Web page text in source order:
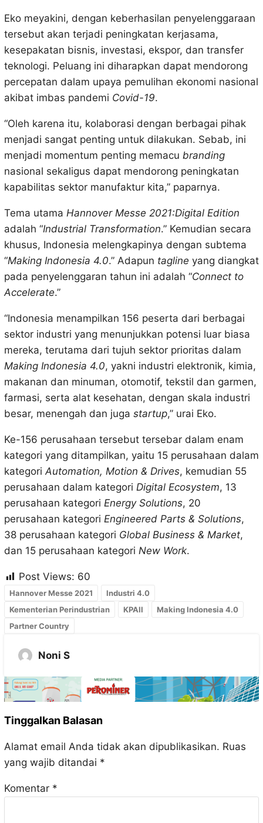
Eko meyakini, dengan keberhasilan penyelenggaraan
tersebut akan terjadi peningkatan kerjasama,
kesepakatan bisnis, investasi, ekspor, dan transfer
teknologi. Peluang ini diharapkan dapat mendorong
percepatan dalam upaya pemulihan ekonomi nasional
akibat imbas pandemi Covid-19.
“Oleh karena itu, kolaborasi dengan berbagai pihak
menjadi sangat penting untuk dilakukan. Sebab, ini
menjadi momentum penting memacu branding
nasional sekaligus dapat mendorong peningkatan
kapabilitas sektor manufaktur kita,” paparnya.
Tema utama Hannover Messe 2021:Digital Edition
adalah “Industrial Transformation.” Kemudian secara
khusus, Indonesia melengkapinya dengan subtema
“Making Indonesia 4.0.” Adapun tagline yang diangkat
pada penyelenggaran tahun ini adalah “Connect to
Accelerate.”
“Indonesia menampilkan 156 peserta dari berbagai
sektor industri yang menunjukkan potensi luar biasa
mereka, terutama dari tujuh sektor prioritas dalam
Making Indonesia 4.0, yakni industri elektronik, kimia,
makanan dan minuman, otomotif, tekstil dan garmen,
farmasi, serta alat kesehatan, dengan skala industri
besar, menengah dan juga startup,” urai Eko.
Ke-156 perusahaan tersebut tersebar dalam enam
kategori yang ditampilkan, yaitu 15 perusahaan dalam
kategoriAutomation, Motion & Drives, kemudian 55
perusahaan dalam kategori Digital Ecosystem, 13
perusahaan kategori Energy Solutions, 20
perusahaan kategori Engineered Parts & Solutions,
38 perusahaan kategori Global Business & Market,
dan 15 perusahaan kategori New Work.
Post Views: 60
Hannover Messe 2021
Industri 4.0
Kementerian Perindustrian
KPAII
Making Indonesia 4.0
Partner Country
Noni S
Tinggalkan Balasan
Alamat email Anda tidak akan dipublikasikan. Ruas
yang wajib ditandai *
Komentar *